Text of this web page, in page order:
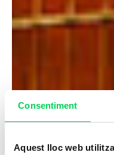
Consentiment
Aquest lloc web